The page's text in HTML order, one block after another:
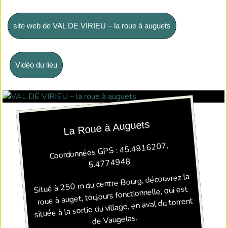
site web de VAL DE VIRIEU – la roue à auguets
Vidéo du lieu
La Roue à Auguets
Coordonnées GPS : 45.4816207,
5.4774948
Situé à 250 m du centre Bourg, découvrez la
roue à auget, toujours fonctionnelle, qui est
située à la sortie du village, en aval du torrent
de Vaugelas.​